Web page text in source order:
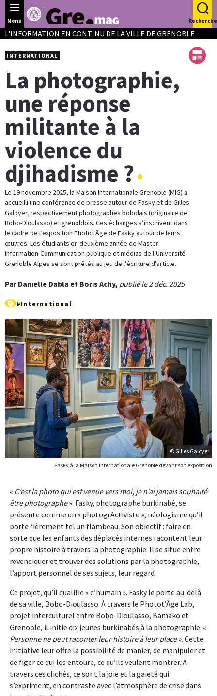
Panneau de gestion des cookies
Menu Recherche
L'INFORMATION EN CONTINU DE LA VILLE DE GRENOBLE
Fasky à la Maison Internationale Grenoble devant son exposition
© Gilles Galoyer
La photographie,
une réponse
militante à la
violence du
djihadisme ?
Le 19 novembre 2025, la Maison Internationale Grenoble (MIG) a
accueilli une conférence de presse autour de Fasky et de Gilles
Galoyer, respectivement photographes bobolais (originaire de
Bobo-Dioulasso) et grenoblois. Ces échanges s’inscrivent dans
le cadre de l’exposition Photot’Âge de Fasky autour de leurs
œuvres. Les étudiants en deuxième année de Master
Information-Communication publique et médias de l’Université
Grenoble Alpes se sont prêtés au jeu de l’écriture d’article.
INTERNATIONAL
Par Danielle Dabla et Boris Achy, publié le 2 déc. 2025
#International
« C’est la photo qui est venue vers moi, je n’ai jamais souhaité
être photographe». Fasky, photographe burkinabé, se
présente comme un « photogrActiviste », néologisme qu’il
porte fièrement tel un flambeau. Son objectif : faire en
sorte que les enfants des déplacés internes racontent leur
propre histoire à travers la photographie. Il se situe entre
revendiquer et trouver des solutions par la photographie,
l’apport personnel de ses sujets, leur regard.
Ce projet, qu’il qualifie « d’humain ». Fasky le porte au-delà
de sa ville, Bobo-Dioulasso. À travers le Photot’Âge Lab,
projet interculturel entre Bobo-Dioulasso, Bamako et
Grenoble, il initie dix jeunes burkinabés à la photographie. «
Personne ne peut raconter leur histoire à leur place». Cette
initiative leur offre la possibilité de manier, de manipuler et
de figer ce qui les entoure, ce qu’ils veulent montrer. A
travers ces clichés, ce sont la joie et la gaieté qui
s’expriment, en contraste avec l’atmosphère de crise dans